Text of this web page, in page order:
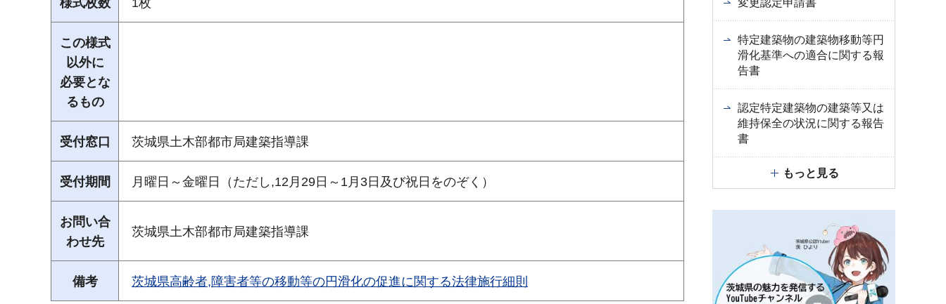
様式枚数 1枚
この様式
以外に
必要とな
るもの
受付窓口 茨城県土木部都市局建築指導課
受付期間 月曜日～金曜日（ただし,12月29日～1月3日及び祝日をのぞく）
お問い合
わせ先
茨城県土木部都市局建築指導課
備考 茨城県高齢者,障害者等の移動等の円滑化の促進に関する法律施行細則
変更認定申請書
特定建築物の建築物移動等円
滑化基準への適合に関する報
告書
認定特定建築物の建築等又は
維持保全の状況に関する報告
書
もっと見る